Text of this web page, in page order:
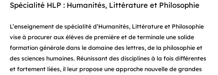
Spécialité HLP : Humanités, Littérature et Philosophie
L’enseignement de spécialité d’Humanités, Littérature et Philosophie
vise à procurer aux élèves de première et de terminale une solide
formation générale dans le domaine des lettres, de la philosophie et
des sciences humaines. Réunissant des disciplines à la fois différentes
et fortement liées, il leur propose une approche nouvelle de grandes